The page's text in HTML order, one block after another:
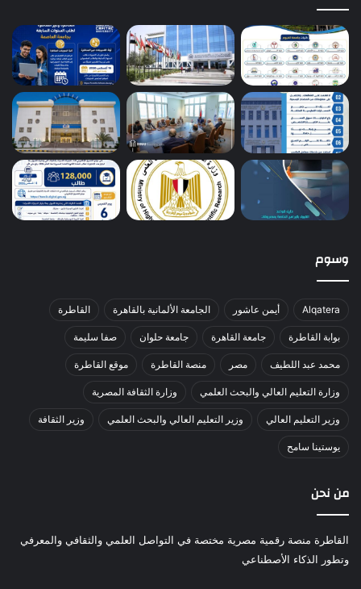
وسوم
Alqatera أيمن عاشور الجامعة الألمانية بالقاهرة القاطرة
بوابة القاطرة جامعة القاهرة جامعة حلوان صفا سليمة
محمد عبد اللطيف مصر منصة القاطرة موقع القاطرة
وزارة التعليم العالي والبحث العلمي وزارة الثقافة المصرية
وزير التعليم العالي وزير التعليم العالي والبحث العلمي وزير الثقافة
يوستينا سامح
من نحن
القاطرة منصة رقمية مصرية مختصة في التواصل العلمي والثقافي والمعرفي
وتطور الذكاء الأصطناعي